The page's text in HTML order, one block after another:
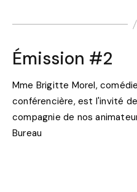
Émission #2
Mme Brigitte Morel,
conférencière, est l'invité
compagnie de nos
Bureau